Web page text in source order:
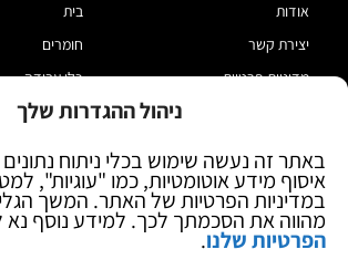
ניהול ההגדרות שלך
באתר זה נעשה שימוש בכלי ניתוח נתונים
איסוף מידע אוטומטיות, כמו "עוגיות",
במדיניות הפרטיות של האתר. המשך
מהווה את הסכמתך לכך. למידע נוסף נא
הפרטיות שלנו.
אודות
יצירת קשר
מדיניות פרטיות
בלוג
בית
חומרים
כלי עבודה
מוצרי הלחמה
ספקי כח
ציוד אופטי